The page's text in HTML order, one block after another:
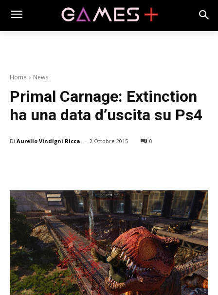
Home News
Primal Carnage: Extinction
ha una data d’uscita su Ps4
Di Aurelio Vindigni Ricca - 2 Ottobre 2015 0